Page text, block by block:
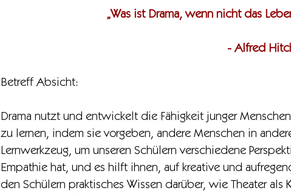
„Was ist Drama, wenn nicht das
- Alfred
Betreff Absicht:
Drama nutzt und entwickelt die Fähigkeit junger
zu lernen, indem sie vorgeben, andere Menschen in
Lernwerkzeug, um unseren Schülern verschiedene
Empathie hat, und es hilft ihnen, auf kreative und
den Schülern praktisches Wissen darüber, wie Theater